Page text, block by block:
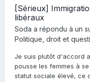
[Sérieux]
libéraux
Soda a répondu à un
Politique, droit et
Je suis plutôt d'accord
pousse les femmes à
statut sociale élevé, ce